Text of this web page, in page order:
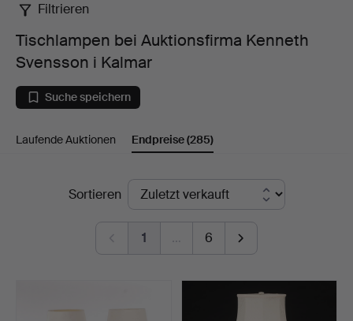
Tischlampen
bei
Auktionsfirma
Kenneth
Filtrieren
Tischlampen bei Auktionsfirma Kenneth
Svensson i Kalmar
Suche speichern
Laufende Auktionen Endpreise(285)
EndpreiseSortieren
1 … 6